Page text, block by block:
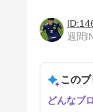
補強が進
ー・ユナ
週間
この